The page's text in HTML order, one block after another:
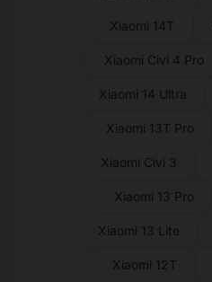
Xiaomi 14T
Xiaomi Civi 4 Pro
Xiaomi 14 Ultra
Xiaomi 13T Pro
Xiaomi Civi 3
Xiaomi 13 Pro
Xiaomi 13 Lite
Xiaomi 12T